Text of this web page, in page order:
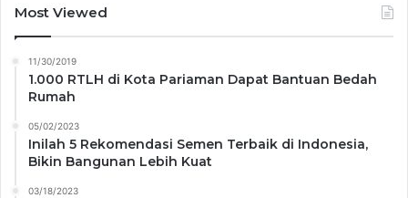
Most Viewed
11/30/2019
1.000 RTLH di Kota Pariaman Dapat Bantuan Bedah
Rumah
05/02/2023
Inilah 5 Rekomendasi Semen Terbaik di Indonesia,
Bikin Bangunan Lebih Kuat
03/18/2023